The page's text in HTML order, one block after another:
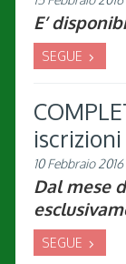
E’
SEGUE
10 Febbraio 2016
Dal mese
SEGUE